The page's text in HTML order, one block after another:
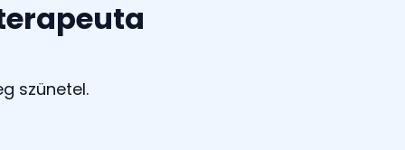
szünetel.